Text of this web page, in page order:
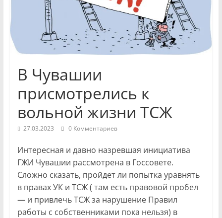
Чувашской
Республики
и
Чебоксар.
События
происшествия,
интервью,
инсайды.
В Чувашии
присмотрелись к
вольной жизни ТСЖ
27.03.2023 0 Комментариев
Интересная и давно назревшая инициатива
ГЖИ Чувашии рассмотрена в Госсовете.
Сложно сказать, пройдет ли попытка уравнять
в правах УК и ТСЖ ( там есть правовой пробел
— и привлечь ТСЖ за нарушение Правил
работы с собственниками пока нельзя) в